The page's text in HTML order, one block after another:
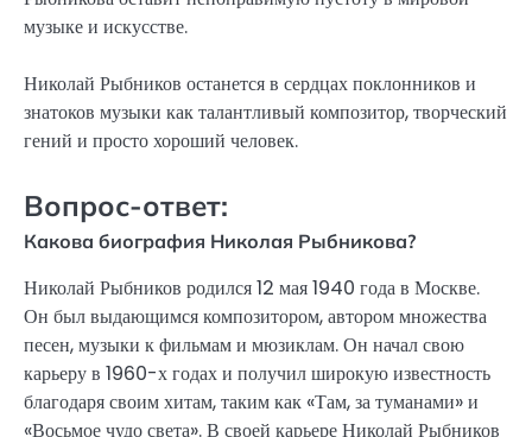
музыке и искусстве.
Николай Рыбников останется в сердцах поклонников и
знатоков музыки как талантливый композитор, творческий
гений и просто хороший человек.
Вопрос-ответ:
Какова биография Николая Рыбникова?
Николай Рыбников родился 12 мая 1940 года в Москве.
Он был выдающимся композитором, автором множества
песен, музыки к фильмам и мюзиклам. Он начал свою
карьеру в 1960-х годах и получил широкую известность
благодаря своим хитам, таким как «Там, за туманами» и
«Восьмое чудо света». В своей карьере Николай Рыбников